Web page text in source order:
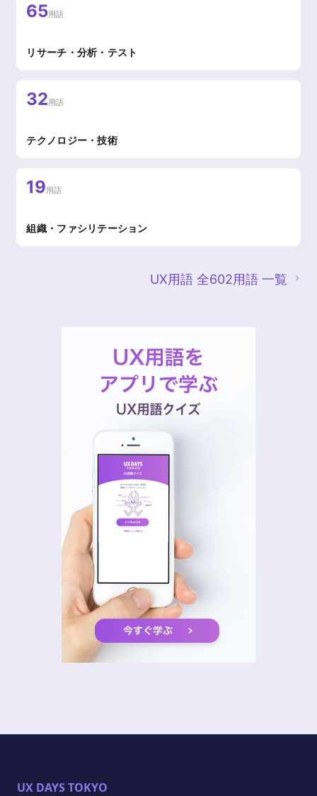
65用語
リサーチ・分析・テスト
32用語
テクノロジー・技術
19用語
組織・ファシリテーション
UX用語 全602用語 一覧
UX DAYS TOKYO